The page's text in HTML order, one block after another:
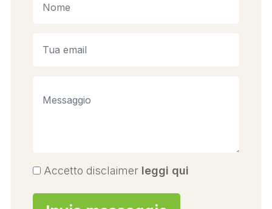
Accetto disclaimer leggi qui